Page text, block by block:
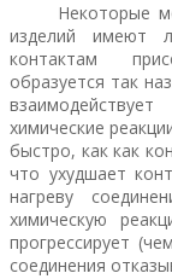
Некоторые
изделий имеют
контактам
образуется так
химические
быстро, как как
что ухудшает
нагреву
химическую
прогрессирует
соединения